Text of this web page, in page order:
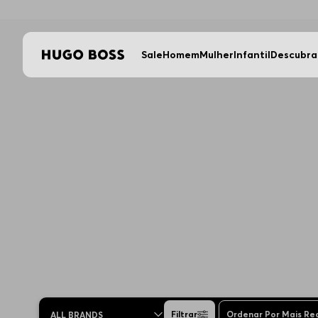
SaleHomemMulherInfantilDescubra
ALL BRANDS Filtrar Ordenar Por Mais